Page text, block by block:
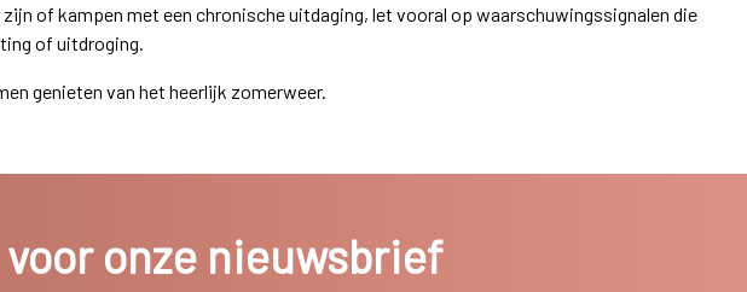
of kampen met een chronische uitdaging, let vooral op waarschuwingssignalen die
of uitdroging.
genieten van het heerlijk zomerweer.
onze nieuwsbrief